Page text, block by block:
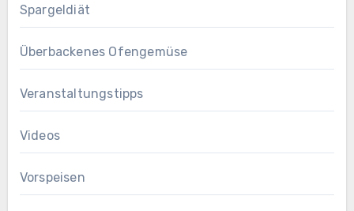
Spargeldiät
Überbackenes Ofengemüse
Veranstaltungstipps
Videos
Vorspeisen